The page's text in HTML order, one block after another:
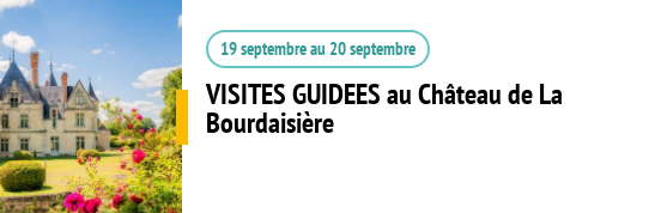
19 septembreau 20 septembre
VISITES GUIDEES au Château de La
Bourdaisière